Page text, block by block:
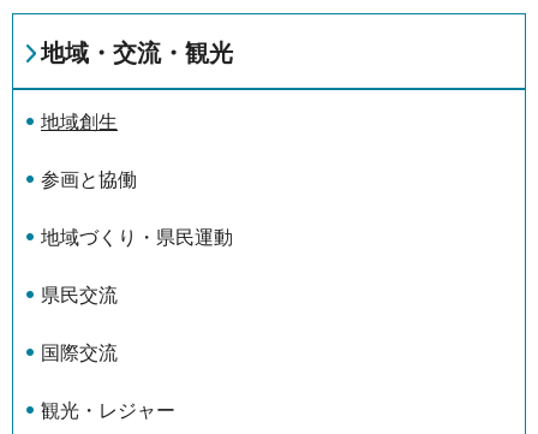
地域・交流・観光
地域創生
参画と協働
地域づくり・県民運動
県民交流
国際交流
観光・レジャー